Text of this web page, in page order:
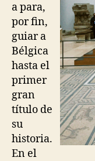
a para,
por fin,
guiar a
Bélgica
hasta el
primer
gran
título de
su
historia.
En el